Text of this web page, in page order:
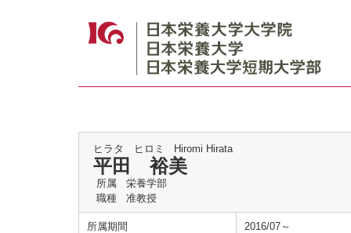
ヒラタ ヒロミ Hiromi Hirata
平田 裕美
所属
栄養学部
職種
准教授
所属期間 2016/07～